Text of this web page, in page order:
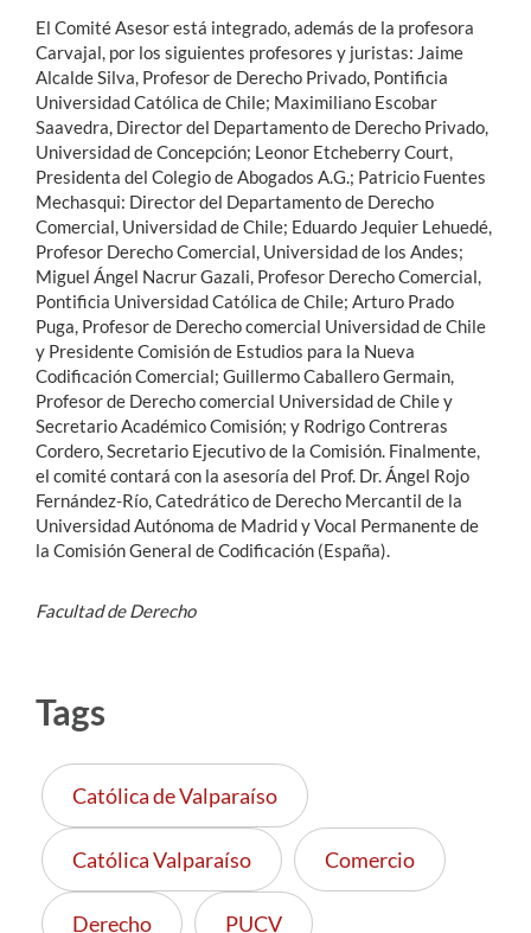
El Comité Asesor está integrado, además de la profesora
Carvajal, por los siguientes profesores y juristas: Jaime
Alcalde Silva, Profesor de Derecho Privado, Pontificia
Universidad Católica de Chile; Maximiliano Escobar
Saavedra, Director del Departamento de Derecho Privado,
Universidad de Concepción; Leonor Etcheberry Court,
Presidenta del Colegio de Abogados A.G.; Patricio Fuentes
Mechasqui: Director del Departamento de Derecho
Comercial, Universidad de Chile; Eduardo Jequier Lehuedé,
Profesor Derecho Comercial, Universidad de los Andes;
Miguel Ángel Nacrur Gazali, Profesor Derecho Comercial,
Pontificia Universidad Católica de Chile; Arturo Prado
Puga, Profesor de Derecho comercial Universidad de Chile
y Presidente Comisión de Estudios para la Nueva
Codificación Comercial; Guillermo Caballero Germain,
Profesor de Derecho comercial Universidad de Chile y
Secretario Académico Comisión; y Rodrigo Contreras
Cordero, Secretario Ejecutivo de la Comisión. Finalmente,
el comité contará con la asesoría del Prof. Dr. Ángel Rojo
Fernández-Río, Catedrático de Derecho Mercantil de la
Universidad Autónoma de Madrid y Vocal Permanente de
la Comisión General de Codificación (España).
Facultad de Derecho
Tags
Católica de Valparaíso
Católica Valparaíso Comercio
Derecho PUCV